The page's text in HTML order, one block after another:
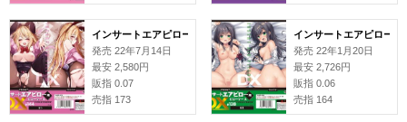
インサートエアピローDX用ピローケース#144 らい
発売 22年7月14日
最安 2,580円
販指 0.07
売指 173
インサートエアピロー
発売 22年1月20日
最安 2,726円
販指 0.06
売指 164